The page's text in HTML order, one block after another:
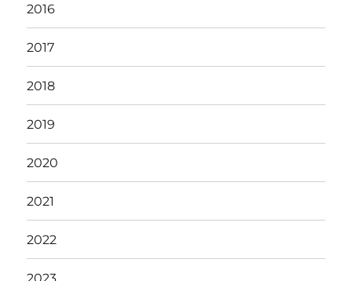
2016
2017
2018
2019
2020
2021
2022